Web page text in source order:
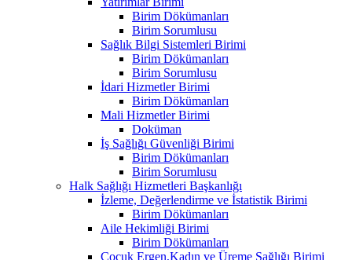
Birim Dökümanları
Birim Sorumlusu
Sağlık Bilgi Sistemleri Birimi
Birim Dökümanları
Birim Sorumlusu
İdari Hizmetler Birimi
Birim Dökümanları
Mali Hizmetler Birimi
Doküman
İş Sağlığı Güvenliği Birimi
Birim Dökümanları
Birim Sorumlusu
Halk Sağlığı Hizmetleri Başkanlığı
İzleme, Değerlendirme ve İstatistik Birimi
Birim Dökümanları
Aile Hekimliği Birimi
Birim Dökümanları
Çocuk Ergen,Kadın ve Üreme Sağlığı Birimi